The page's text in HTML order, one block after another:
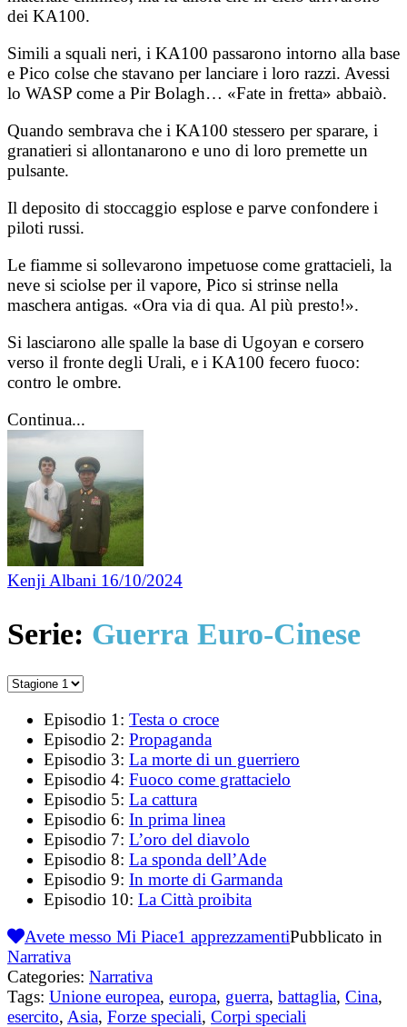
dei KA100.
Simili a squali neri, i KA100 passarono intorno alla base
e Pico colse che stavano per lanciare i loro razzi. Avessi
lo WASP come a Pir Bolagh… «Fate in fretta» abbaiò.
Quando sembrava che i KA100 stessero per sparare, i
granatieri si allontanarono e uno di loro premette un
pulsante.
Il deposito di stoccaggio esplose e parve confondere i
piloti russi.
Le fiamme si sollevarono impetuose come grattacieli, la
neve si sciolse per il vapore, Pico si strinse nella
maschera antigas. «Ora via di qua. Al più presto!».
Si lasciarono alle spalle la base di Ugoyan e corsero
verso il fronte degli Urali, e i KA100 fecero fuoco:
contro le ombre.
Continua...
Kenji Albani 16/10/2024
Serie: Guerra Euro-Cinese
Episodio 1: Testa o croce
Episodio 2: Propaganda
Episodio 3: La morte di un guerriero
Episodio 4: Fuoco come grattacielo
Episodio 5: La cattura
Episodio 6: In prima linea
Episodio 7: L’oro del diavolo
Episodio 8: La sponda dell’Ade
Episodio 9: In morte di Garmanda
Episodio 10: La Città proibita
Avete messo Mi Piace1 apprezzamentiPubblicato in
Narrativa
Categories: Narrativa
Tags: Unione europea, europa, guerra, battaglia, Cina,
esercito, Asia, Forze speciali, Corpi speciali